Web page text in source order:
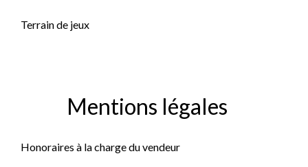
Terrain de jeux
Mentions légales
Honoraires à la charge du vendeur